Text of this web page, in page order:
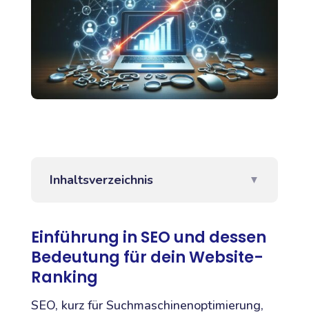
Inhaltsverzeichnis ▼
Einführung in SEO und dessen
Bedeutung für dein Website-
Ranking
SEO, kurz für Suchmaschinenoptimierung,